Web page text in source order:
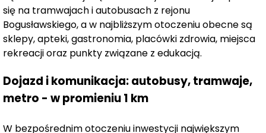
możliwość cieszenia się otaczającym ich pięknem i
świeżym powietrzem bez konieczności opuszczania
swojego mieszkania. Funkcjonalne rozkłady
pomieszczeń umożliwiają elastyczność w aranżacji
indywidualnych potrzeb i stylu życia każdego
mieszkańca.
Jedną z głównych zalet lokalizacji jestdoskonałe
się na tramwajach i autobusach z rejonu
Bogusławskiego, a w najbliższym otoczeniu obecne są
sklepy, apteki, gastronomia, placówki zdrowia, miejsca
rekreacji oraz punkty związane z edukacją.
Dojazd i komunikacja: autobusy, tramwaje,
metro - w promieniu 1 km
W bezpośrednim otoczeniu inwestycji największym